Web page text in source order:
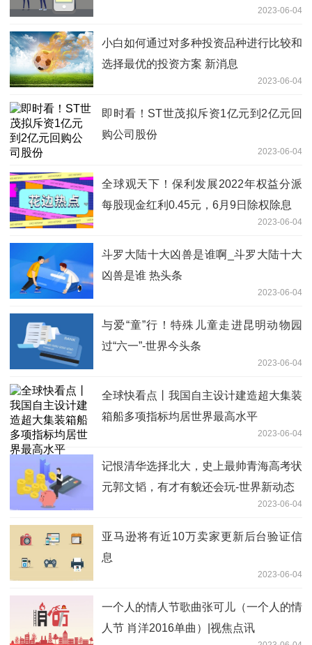
2023-06-04
小白如何通过对多种投资品种进行比较和
选择最优的投资方案 新消息
2023-06-04
即时看！ST世茂拟斥资1亿元到2亿元回
购公司股份
2023-06-04
全球观天下！保利发展2022年权益分派
每股现金红利0.45元，6月9日除权除息
2023-06-04
斗罗大陆十大凶兽是谁啊_斗罗大陆十大
凶兽是谁 热头条
2023-06-04
与爱“童”行！特殊儿童走进昆明动物园
过“六一”-世界今头条
2023-06-04
全球快看点丨我国自主设计建造超大集装
箱船多项指标均居世界最高水平
2023-06-04
记恨清华选择北大，史上最帅青海高考状
元郭文韬，有才有貌还会玩-世界新动态
2023-06-04
亚马逊将有近10万卖家更新后台验证信
息
2023-06-04
一个人的情人节歌曲张可儿（一个人的情
人节 肖洋2016单曲）|视焦点讯